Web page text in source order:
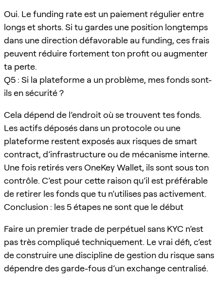
Oui. Le funding rate est un paiement régulier entre
longs et shorts. Si tu gardes une position longtemps
dans une direction défavorable au funding, ces frais
peuvent réduire fortement ton profit ou augmenter
ta perte.
Q5 : Si la plateforme a un problème, mes fonds sont-
ils en sécurité ?
Cela dépend de l’endroit où se trouvent tes fonds.
Les actifs déposés dans un protocole ou une
plateforme restent exposés aux risques de smart
contract, d’infrastructure ou de mécanisme interne.
Une fois retirés vers OneKey Wallet, ils sont sous ton
contrôle. C’est pour cette raison qu’il est préférable
de retirer les fonds que tu n’utilises pas activement.
Conclusion : les 5 étapes ne sont que le début
Faire un premier trade de perpétuel sans KYC n’est
pas très compliqué techniquement. Le vrai défi, c’est
de construire une discipline de gestion du risque sans
dépendre des garde-fous d’un exchange centralisé.